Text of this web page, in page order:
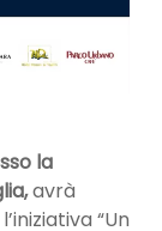
la
avrà
“Un